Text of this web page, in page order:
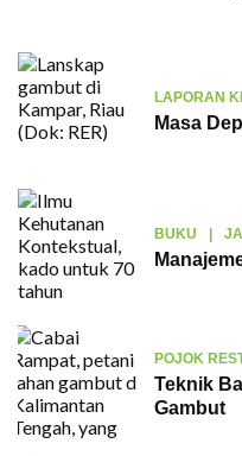
LAPORAN
Masa
BUKU |
POJOK
Teknik
Gambut